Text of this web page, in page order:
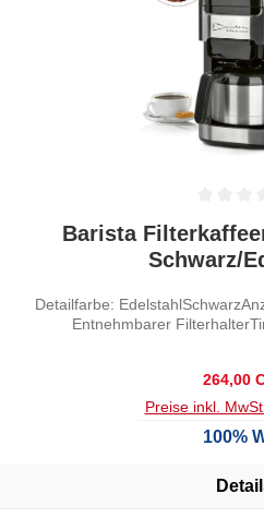
Durchschnittliche Bewertung
Barista
Schwarz/
Detailfarbe:
Entnehmbarer
264,00
Preise inkl.
100%